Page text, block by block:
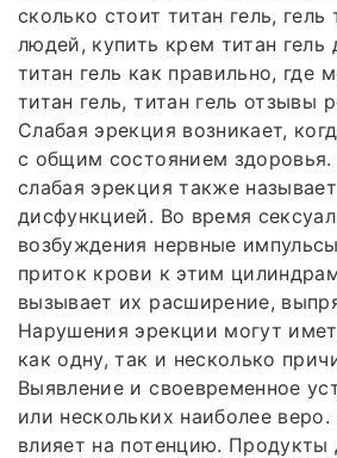
сколько стоит титан гель, гель
людей, купить крем титан гель
титан гель как правильно, где
титан гель, титан гель отзывы
Слабая эрекция возникает,
с общим состоянием
слабая эрекция также
дисфункцией. Во время
возбуждения нервные
приток крови к этим
вызывает их расширение,
Нарушения эрекции могут
как одну, так и несколько
Выявление и своевременное
или нескольких наиболее веро.
влияет на потенцию. Продукты